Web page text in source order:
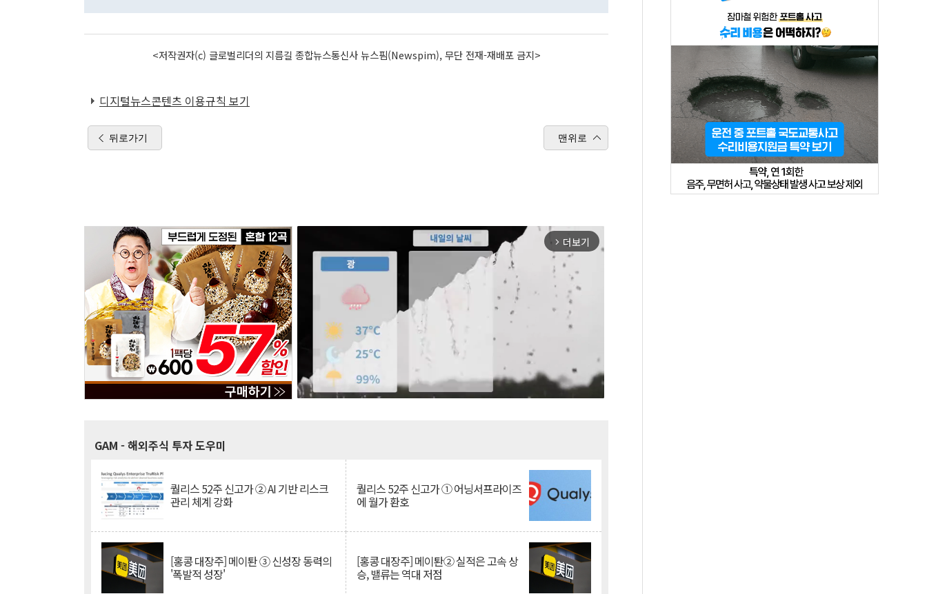
<저작권자(c) 글로벌리더의 지름길 종합뉴스통신사 뉴스핌(Newspim), 무단 전재-재배포 금지>
디지털뉴스콘텐츠 이용규칙 보기
뒤로가기 맨위로
arrow_forward_ios 더보기
GAM - 해외주식 투자 도우미
퀄리스 52주 신고가 ② AI 기반 리스크
관리 체계 강화
퀄리스 52주 신고가 ① 어닝서프라이즈
에 월가 환호
[홍콩 대장주] 메이퇀 ③ 신성장 동력의
'폭발적 성장'
[홍콩 대장주] 메이퇀② 실적은 고속 상
승, 밸류는 역대 저점